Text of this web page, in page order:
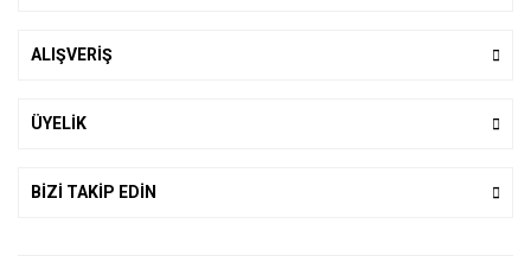
ALIŞVERİŞ
ÜYELİK
BİZİ TAKİP EDİN